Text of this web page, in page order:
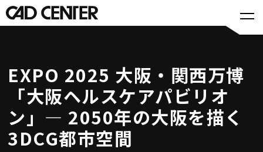
EXPO 2025 大阪・関西万博
「大阪ヘルスケアパビリオ
ン」— 2050年の大阪を描く
3DCG都市空間